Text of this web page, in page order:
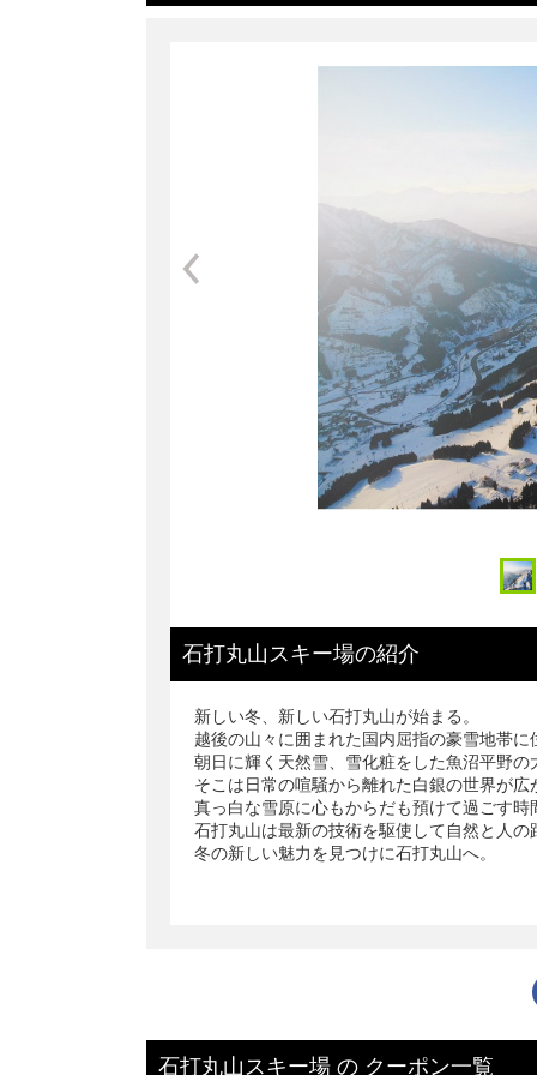
石打丸山スキー場の紹介
新しい冬、新しい石打丸山が始まる。
越後の山々に囲まれた国内屈指の豪雪地帯に
朝日に輝く天然雪、雪化粧をした魚沼平野
そこは日常の喧騒から離れた白銀の世界が広
真っ白な雪原に心もからだも預けて過ごす
石打丸山は最新の技術を駆使して自然と人
冬の新しい魅力を見つけに石打丸山へ。
石打丸山スキー場 の クーポン一覧